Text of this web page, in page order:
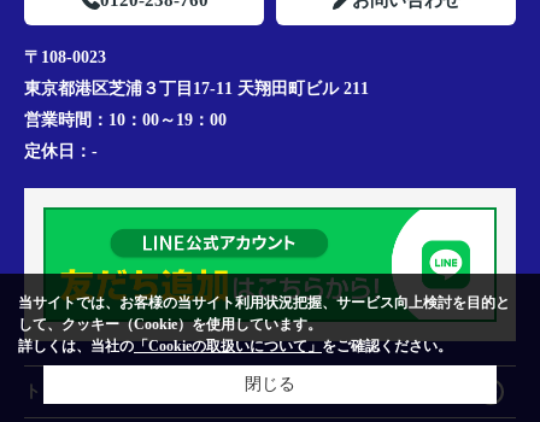
〒108-0023
東京都港区芝浦３丁目17-11 天翔田町ビル 211
営業時間： 10：00～19：00
定休日： -
トップページ
当サイトでは、お客様の当サイト利用状況把握、サービス向上検討を目的と
して、クッキー（Cookie）を使用しています。
詳しくは、当社の「Cookieの取扱いについて」をご確認ください。
閉じる